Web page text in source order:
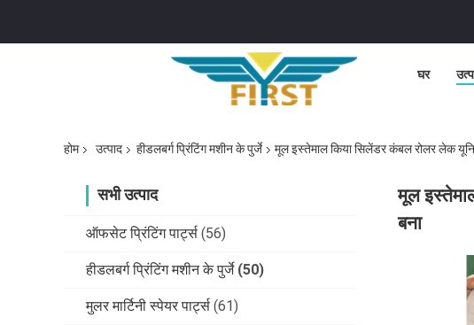
घर
होम उत्पाद हीडलबर्ग प्रिंटिंग मशीन के पुर्जे मूल इस्तेमाल किया सिलेंडर कंबल रोलर लेक
सभी उत्पाद
ऑफसेट प्रिंटिंग पार्ट्स (56)
हीडलबर्ग प्रिंटिंग मशीन के पुर्जे (50)
मुलर मार्टिनी स्पेयर पार्ट्स (61)
मूल
बना